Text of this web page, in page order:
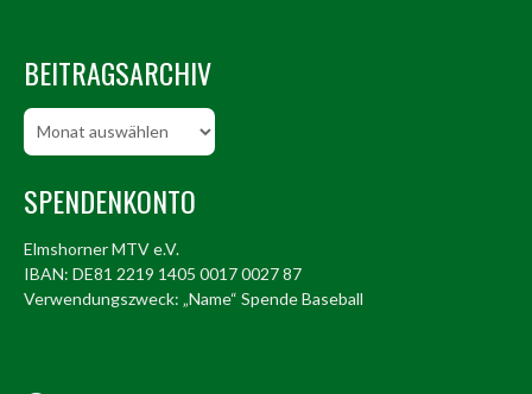
BEITRAGSARCHIV
Beitragsarchiv
SPENDENKONTO
Elmshorner MTV e.V.
IBAN: DE81 2219 1405 0017 0027 87
Verwendungszweck: „Name“ Spende Baseball